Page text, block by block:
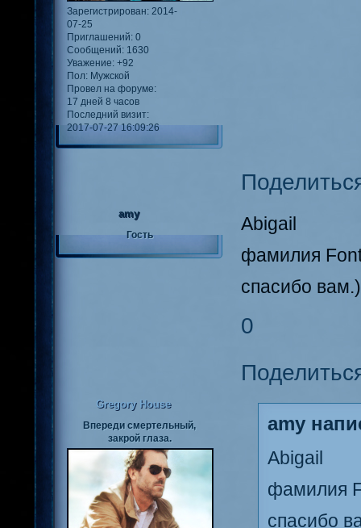
Зарегистрирован: 2014-
07-25
Приглашений: 0
Сообщений: 1630
Уважение: +92
Пол: Мужской
Провел на форуме:
17 дней 8 часов
Последний визит:
2017-07-27 16:09:26
amy
Гость
Abigail
фамилия
спасибо вам.)
0
Gregory House
Впереди смертельный,
закрой глаза.
amy
Abigail
фамилия
спасибо